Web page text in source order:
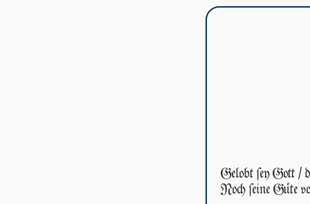
Gelobt ſey Gott /
Noch ſei­ne Güte